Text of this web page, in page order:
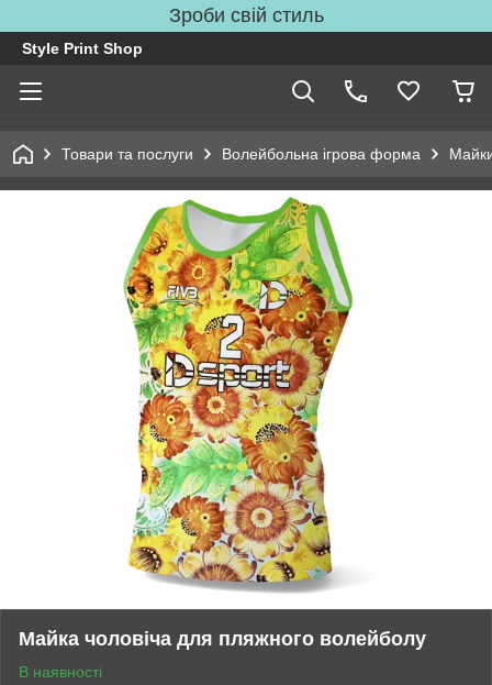
Зроби свій стиль
Style Print Shop
Товари та послуги Волейбольна ігрова форма
Майка чоловіча для пляжного волейболу
В наявності